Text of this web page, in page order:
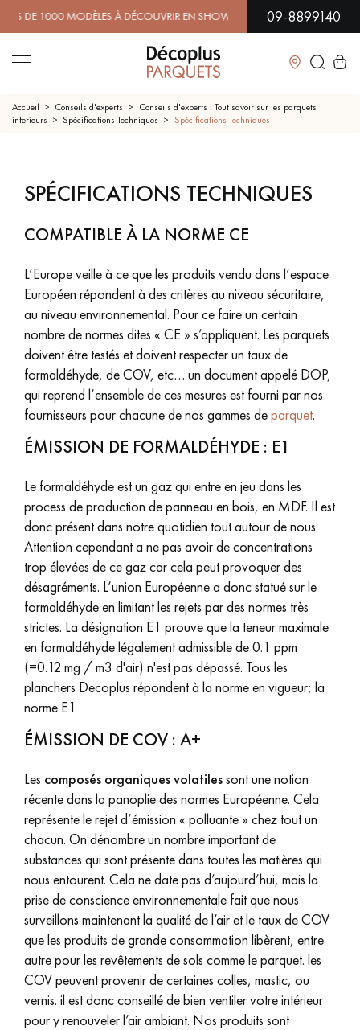
MODÈLES À DÉCOUVRIR EN SHOWROOM |09-8899140
Fermer
PARQUET MASSIF
PARQUET CONTRECOLLÉ -
PARQUET EN BOIS EXOTIQUE PARQUET VERNIS
PARQUET HUILÉ PARQUET EN BOIS BRUT
PARQUET VIEILLI PARQUET EN CHÊNE FUMÉ
PARQUET LAMES LARGES XXL PARQUET EN CHÊNE
ACCESSOIRES PARQUET
Nos conseillers sont disponibles au
09-8899140
VOUS AVEZ UN PROJET ?
Nos experts sont à votre disposition pour vous guider pas à
Un expert Décoplus Parquets vous appelle
Demandez un rendez-vous personnalisé
Accueil Conseils d'experts
Conseils d'experts : Tout savoir sur les parquets
interieurs
Spécifications Techniques Spécifications Techniques
SPÉCIFICATIONS TECHNIQUES
COMPATIBLE À LA NORME CE
L’Europe veille à ce que les produits vendu dans l’espace
Européen répondent à des critères au niveau sécuritaire,
au niveau environnemental. Pour ce faire un certain
nombre de normes dites « CE » s’appliquent. Les parquets
doivent être testés et doivent respecter un taux de
formaldéhyde, de COV, etc… un document appelé DOP,
qui reprend l’ensemble de ces mesures est fourni par nos
fournisseurs pour chacune de nos gammes deparquet.
ÉMISSION DE FORMALDÉHYDE : E1
Le formaldéhyde est un gaz qui entre en jeu dans les
process de production de panneau en bois, en MDF. Il est
donc présent dans notre quotidien tout autour de nous.
Attention cependant a ne pas avoir de concentrations
trop élevées de ce gaz car cela peut provoquer des
désagréments. L’union Européenne a donc statué sur le
formaldéhyde en limitant les rejets par des normes très
strictes. La désignation E1 prouve que la teneur maximale
en formaldéhyde légalement admissible de 0.1 ppm
(=0.12 mg / m3 d'air) n'est pas dépassé. Tous les
planchers Decoplus répondent à la norme en vigueur; la
norme E1
ÉMISSION DE COV : A+
Les composés organiques volatilessont une notion
récente dans la panoplie des normes Européenne. Cela
représente le rejet d’émission « polluante » chez tout un
chacun. On dénombre un nombre important de
substances qui sont présente dans toutes les matières qui
nous entourent. Cela ne date pas d’aujourd’hui, mais la
prise de conscience environnementale fait que nous
surveillons maintenant la qualité de l’air et le taux de COV
que les produits de grande consommation libèrent, entre
autre pour les revêtements de sols comme le parquet. les
COV peuvent provenir de certaines colles, mastic, ou
vernis. il est donc conseillé de bien ventiler votre intérieur
pour y renouveler l’air ambiant. Nos produits sont